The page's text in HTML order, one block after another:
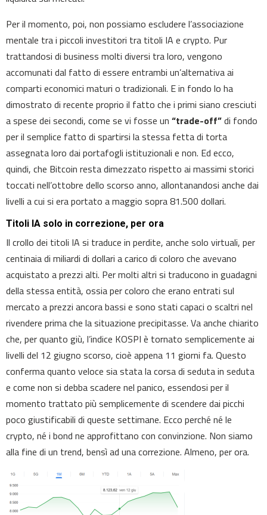
Per il momento, poi, non possiamo escludere l’associazione
mentale tra i piccoli investitori tra titoli IA e crypto. Pur
trattandosi di business molti diversi tra loro, vengono
accomunati dal fatto di essere entrambi un’alternativa ai
comparti economici maturi o tradizionali. E in fondo lo ha
dimostrato di recente proprio il fatto che i primi siano cresciuti
a spese dei secondi, come se vi fosse un “trade-off”di fondo
per il semplice fatto di spartirsi la stessa fetta di torta
assegnata loro dai portafogli istituzionali e non. Ed ecco,
quindi, che Bitcoin resta dimezzato rispetto ai massimi storici
toccati nell’ottobre dello scorso anno, allontanandosi anche dai
livelli a cui si era portato a maggio sopra 81.500 dollari.
Titoli IA solo in correzione, per ora
Il crollo dei titoli IA si traduce in perdite, anche solo virtuali, per
centinaia di miliardi di dollari a carico di coloro che avevano
acquistato a prezzi alti. Per molti altri si traducono in guadagni
della stessa entità, ossia per coloro che erano entrati sul
mercato a prezzi ancora bassi e sono stati capaci o scaltri nel
rivendere prima che la situazione precipitasse. Va anche chiarito
che, per quanto giù, l’indice KOSPI è tornato semplicemente ai
livelli del 12 giugno scorso, cioè appena 11 giorni fa. Questo
conferma quanto veloce sia stata la corsa di seduta in seduta
e come non si debba scadere nel panico, essendosi per il
momento trattato più semplicemente di scendere dai picchi
poco giustificabili di queste settimane. Ecco perché né le
crypto, né i bond ne approfittano con convinzione. Non siamo
alla fine di un trend, bensì ad una correzione. Almeno, per ora.